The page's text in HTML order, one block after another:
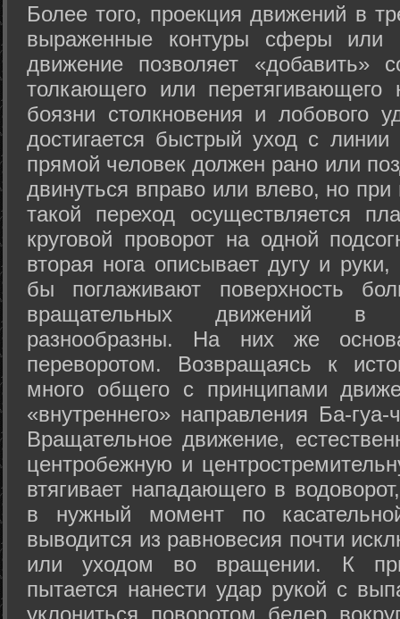
Более того, проекция движений в
выраженные контуры сферы или
движение позволяет «добавить»
толкающего или перетягивающего
боязни столкновения и лобового
достигается быстрый уход с
прямой человек должен рано или
двинуться вправо или влево, но
такой переход осуществляется
круговой проворот на одной
вторая нога описывает дугу и
бы поглаживают поверхность
вращательных движений в
разнообразны. На них же
переворотом. Возвращаясь к
много общего с принципами
«внутреннего» направления Ба-
Вращательное движение,
центробежную и
втягивает нападающего в
в нужный момент по
выводится из равновесия почти
или уходом во вращении. К
пытается нанести удар рукой с
уклониться поворотом бедер